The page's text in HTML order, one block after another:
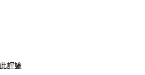
性肌膚
評論